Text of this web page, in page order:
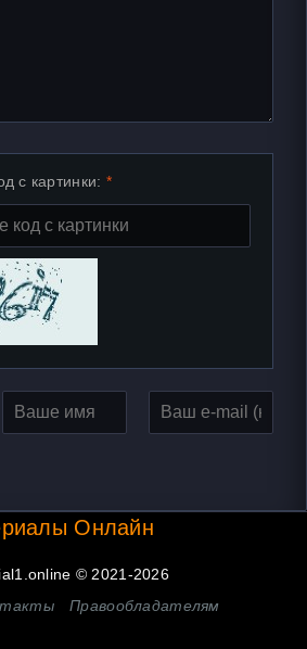
с картинки:
Онлайн
© 2021-2026
Правообладателям